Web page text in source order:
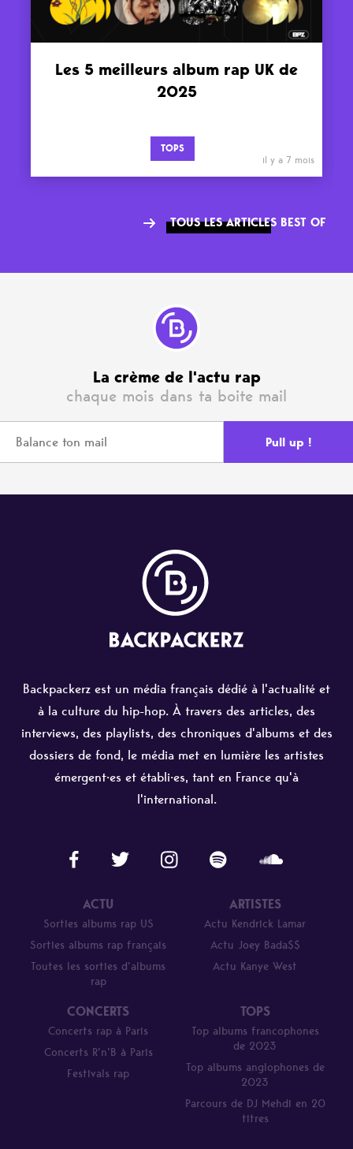
Les 5 meilleurs album rap UK de
2025
TOPS
il y a 7 mois
TOUS LES ARTICLES BEST OF
La crème de l'actu rap
chaque mois dans ta boite mail
Backpackerz est un média français dédié à l'actualité et
à la culture du hip-hop. À travers des articles, des
interviews, des playlists, des chroniques d'albums et des
dossiers de fond, le média met en lumière les artistes
émergent·es et établi·es, tant en France qu'à
l'international.
ACTU
Sorties albums rap US
Sorties albums rap français
Toutes les sorties d’albums
rap
ARTISTES
Actu Kendrick Lamar
Actu Joey Bada$$
Actu Kanye West
CONCERTS
Concerts rap à Paris
Concerts R’n’B à Paris
Festivals rap
TOPS
Top albums francophones
de 2023
Top albums anglophones de
2023
Parcours de DJ Mehdi en 20
titres